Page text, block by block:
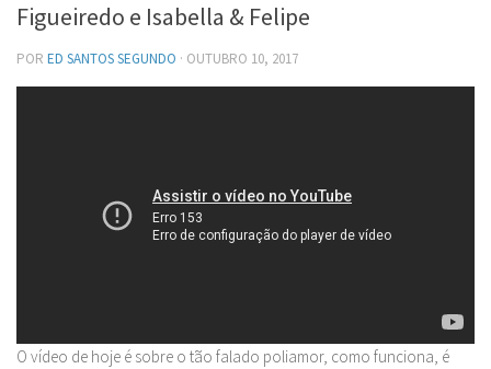
Figueiredo e Isabella & Felipe
POR ED SANTOS SEGUNDO · OUTUBRO 10, 2017
O vídeo de hoje é sobre o tão falado poliamor, como funciona, é